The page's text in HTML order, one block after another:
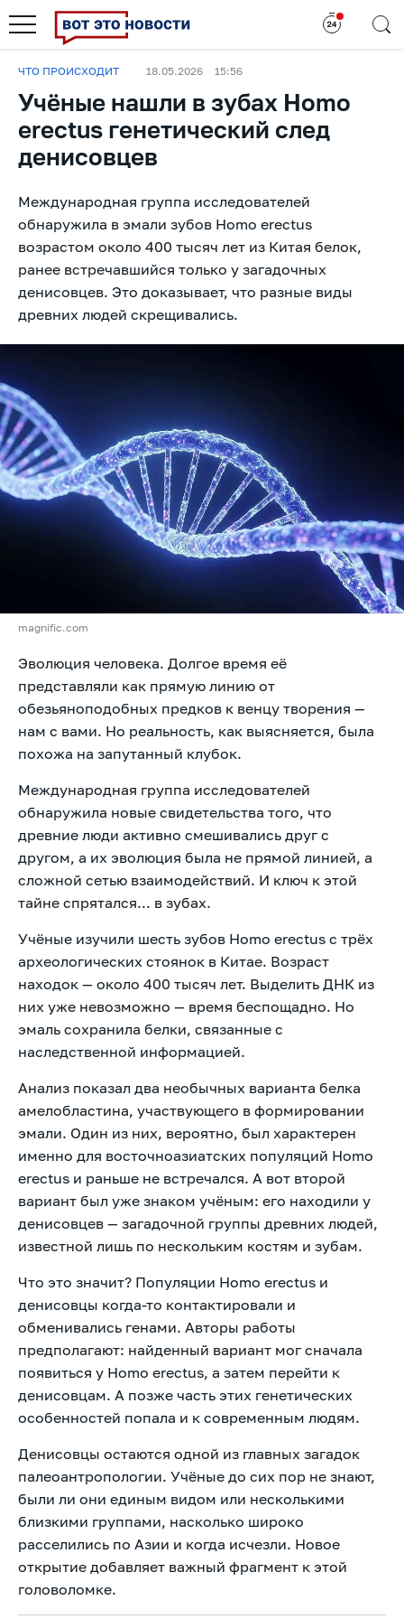
ЧТО ПРОИСХОДИТ 18.05.2026 15:56
Учёные нашли в зубах Homo
erectus генетический след
денисовцев
Международная группа исследователей
обнаружила в эмали зубов Homo erectus
возрастом около 400 тысяч лет из Китая белок,
ранее встречавшийся только у загадочных
денисовцев. Это доказывает, что разные виды
древних людей скрещивались.
magnific.com
Эволюция человека. Долгое время её
представляли как прямую линию от
обезьяноподобных предков к венцу творения —
нам с вами. Но реальность, как выясняется, была
похожа на запутанный клубок.
Международная группа исследователей
обнаружила новые свидетельства того, что
древние люди активно смешивались друг с
другом, а их эволюция была не прямой линией, а
сложной сетью взаимодействий. И ключ к этой
тайне спрятался... в зубах.
Учёные изучили шесть зубов Homo erectus с трёх
археологических стоянок в Китае. Возраст
находок — около 400 тысяч лет. Выделить ДНК из
них уже невозможно — время беспощадно. Но
эмаль сохранила белки, связанные с
наследственной информацией.
Анализ показал два необычных варианта белка
амелобластина, участвующего в формировании
эмали. Один из них, вероятно, был характерен
именно для восточноазиатских популяций Homo
erectus и раньше не встречался. А вот второй
вариант был уже знаком учёным: его находили у
денисовцев — загадочной группы древних людей,
известной лишь по нескольким костям и зубам.
Что это значит? Популяции Homo erectus и
денисовцы когда-то контактировали и
обменивались генами. Авторы работы
предполагают: найденный вариант мог сначала
появиться у Homo erectus, а затем перейти к
денисовцам. А позже часть этих генетических
особенностей попала и к современным людям.
Денисовцы остаются одной из главных загадок
палеоантропологии. Учёные до сих пор не знают,
были ли они единым видом или несколькими
близкими группами, насколько широко
расселились по Азии и когда исчезли. Новое
открытие добавляет важный фрагмент к этой
головоломке.